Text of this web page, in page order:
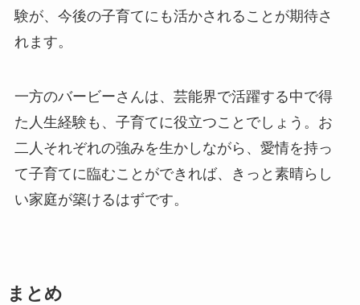
験が、今後の子育てにも活かされることが期待さ
れます。
一方のバービーさんは、芸能界で活躍する中で得
た人生経験も、子育てに役立つことでしょう。お
二人それぞれの強みを生かしながら、愛情を持っ
て子育てに臨むことができれば、きっと素晴らし
い家庭が築けるはずです。
まとめ